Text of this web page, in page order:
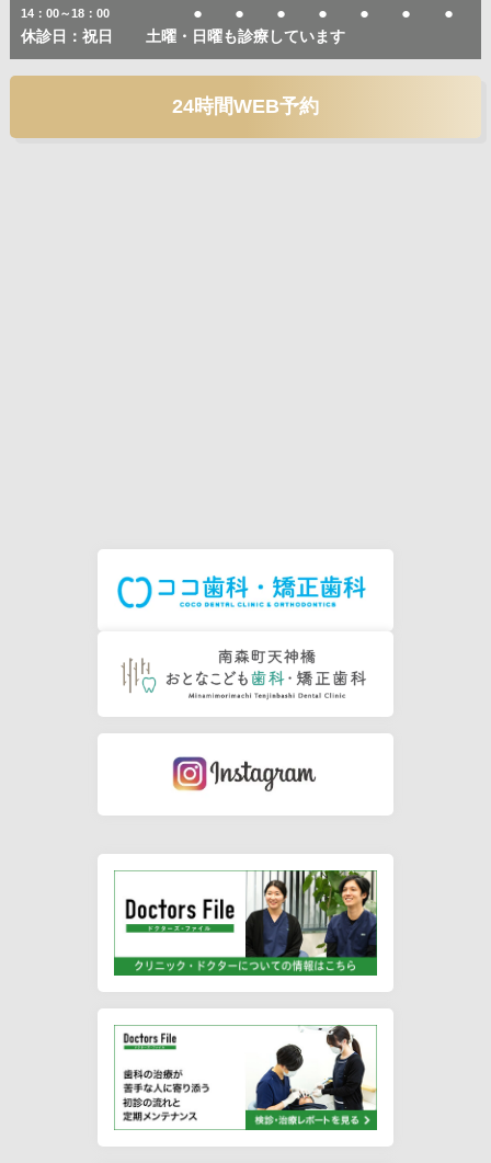
14：00～18：00 ● ● ● ● ● ● ●
休診日：祝日 土曜・日曜も診療しています
24時間WEB予約